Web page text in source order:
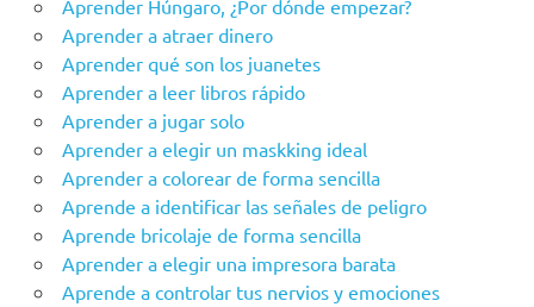
Aprender Húngaro, ¿Por dónde empezar?
Aprender a atraer dinero
Aprender qué son los juanetes
Aprender a leer libros rápido
Aprender a jugar solo
Aprender a elegir un maskking ideal
Aprender a colorear de forma sencilla
Aprende a identificar las señales de peligro
Aprende bricolaje de forma sencilla
Aprender a elegir una impresora barata
Aprende a controlar tus nervios y emociones